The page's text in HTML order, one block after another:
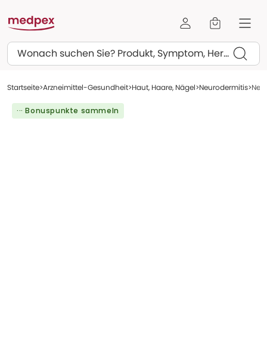
Suchen
Startseite Arzneimittel-Gesundheit Haut, Haare, Nägel Neurodermitis
··· Bonuspunkte sammeln